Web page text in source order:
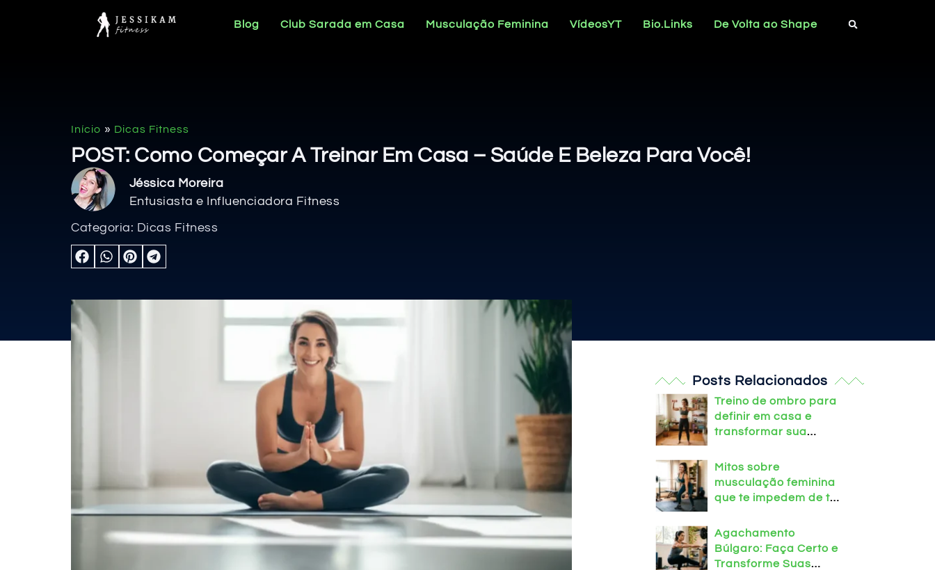
Blog Club Sarada em Casa Musculação Feminina VídeosYT Bio.Links De Volta ao Shape
Início » Dicas Fitness
POST: Como Começar A Treinar Em Casa – Saúde E Beleza Para Você!
Jéssica Moreira
Entusiasta e Influenciadora Fitness
Categoria: Dicas Fitness
Posts Relacionados
Treino de ombro para
definir em casa e
transformar sua
Mitos sobre
musculação feminina
que te impedem de ter
Agachamento
Búlgaro: Faça Certo e
Transforme Suas